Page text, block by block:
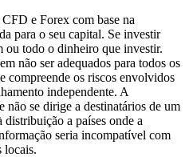
e Forex com base na
para o seu capital. Se investir
ou todo o dinheiro que investir.
não ser adequados para todos os
compreende os riscos envolvidos
independente. A
não se dirige a destinatários de um
distribuição a países onde a
seria incompatível com
locais.